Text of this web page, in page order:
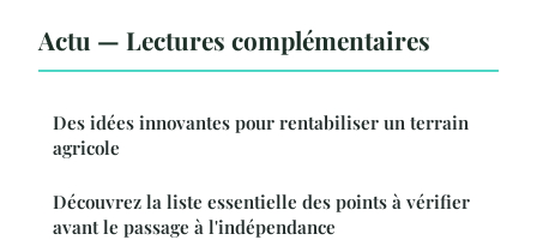
Actu — Lectures complémentaires
Des idées innovantes pour rentabiliser un terrain
agricole
Découvrez la liste essentielle des points à vérifier
avant le passage à l'indépendance